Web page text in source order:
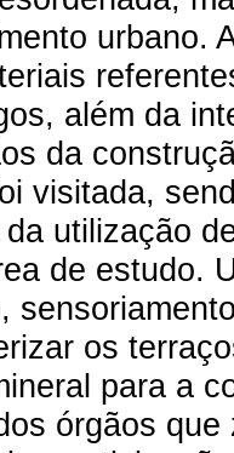
urbano.
além da
da
visitada,
utilização
de estudo.
os
para a
órgãos